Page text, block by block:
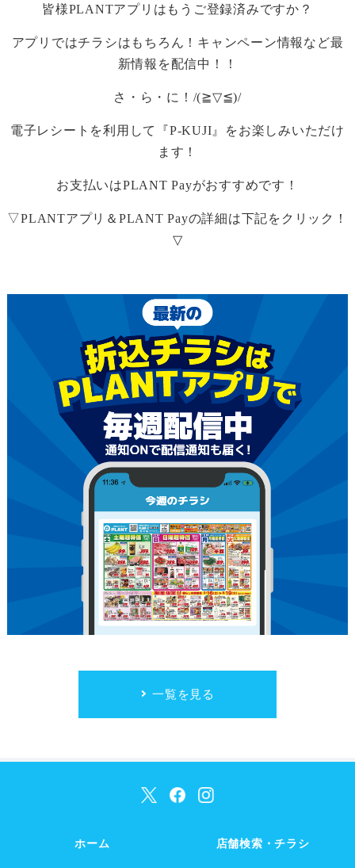
皆様PLANTアプリはもうご登録済みですか？
アプリではチラシはもちろん！キャンペーン情報など最
新情報を配信中！！
さ・ら・に！ /(≧▽≦)/
電子レシートを利用して『P-KUJI 』をお楽しみいただけ
ます！
お支払いはPLANT Payがおすすめです！
▽PLANTアプリ＆ PLANT Payの詳細は下記をクリック！
▽
一覧を見る
ホーム 店舗検索・チラシ